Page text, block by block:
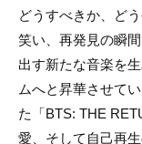
どうすべきか、ど
笑い、再発見の瞬
出す新たな音楽を
ムへと昇華させて
た「BTS: THE
愛、そして自己再